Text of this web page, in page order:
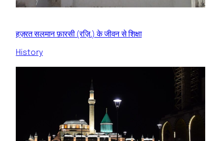
हज़रत सलमान फ़ारसी (रज़ि.) के जीवन से शिक्षा
History